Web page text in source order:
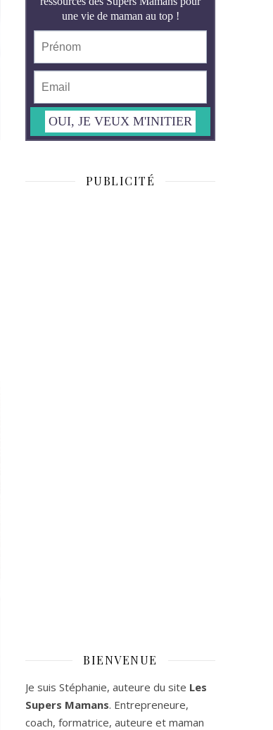
PUBLICITÉ
BIENVENUE
Je suis Stéphanie, auteure du site Les
Supers Mamans. Entrepreneure,
coach, formatrice, auteure et maman